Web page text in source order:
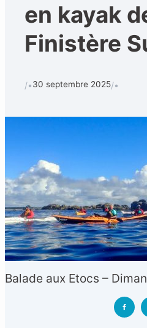
en kayak
Finistère
/•30 septembre 2025/•
Balade aux Etocs –